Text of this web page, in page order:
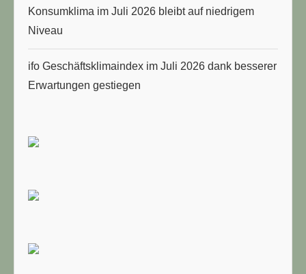
Konsumklima im Juli 2026 bleibt auf niedrigem
Niveau
ifo Geschäftsklimaindex im Juli 2026 dank besserer
Erwartungen gestiegen